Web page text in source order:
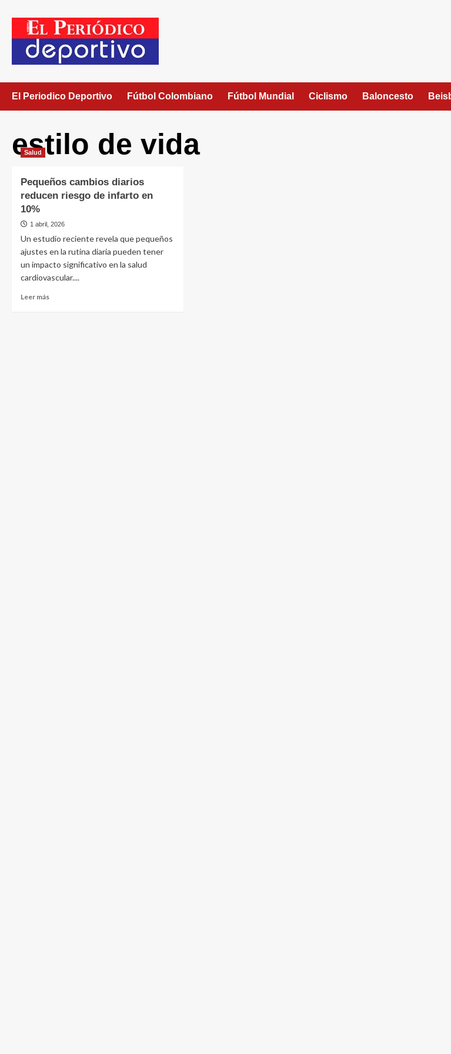
El Periodico Deportivo Fútbol Colombiano Fútbol Mundial Ciclismo Baloncesto
estilo de vida
Salud
Pequeños cambios diarios
reducen riesgo de infarto en
10%
1 abril, 2026
Un estudio reciente revela que pequeños
ajustes en la rutina diaria pueden tener
un impacto significativo en la salud
cardiovascular....
Leer más